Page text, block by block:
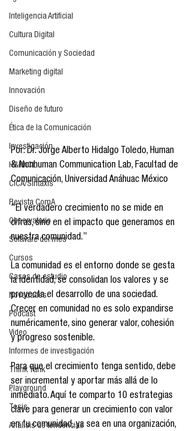
Inteligencia Artificial
Cultura Digital
Comunicación y Sociedad
Marketing digital
Innovación
Diseño de futuro
Ética de la Comunicación
Investigación
H&NhCL
CICA/Sintaxis
Revista ComA
Observatorio
Software del mes
Cursos
Casos de estudio
Novedades
Podcast
Video
Informes de investigación
Think Tank
Playground
Tesis
Análisis de tendencias
Por: Dr. Jorge Alberto Hidalgo Toledo, Human
& Nonhuman Communication Lab, Facultad de
Comunicación, Universidad Anáhuac México
"El verdadero crecimiento no se mide en
cifras, sino en el impacto que generamos en
nuestra comunidad.”
La comunidad es el entorno donde se gesta
la identidad, se consolidan los valores y se
proyecta el desarrollo de una sociedad.
Crecer en comunidad no es solo expandirse
numéricamente, sino generar valor, cohesión
y progreso sostenible.
Para que el crecimiento tenga sentido, debe
ser incremental y aportar más allá de lo
inmediato. Aquí te comparto 10 estrategias
clave para generar un crecimiento con valor
en tu comunidad, ya sea en una organización,